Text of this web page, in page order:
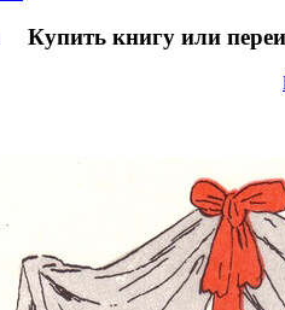
Купить книгу или